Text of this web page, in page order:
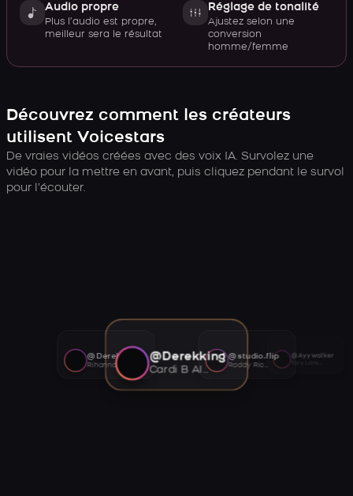
Audio propre
Plus l’audio est propre,
meilleur sera le résultat
Réglage de tonalité
Ajustez selon une
conversion
homme/femme
Découvrez comment les créateurs
utilisent Voicestars
De vraies vidéos créées avec des voix IA. Survolez une
vidéo pour la mettre en avant, puis cliquez pendant le survol
pour l’écouter.
@Derekking
Cardi B AI voice
@studio.flip
Roddy Ricch AI voice
@Ayywalker
@Derekking
Rihanna AI voice